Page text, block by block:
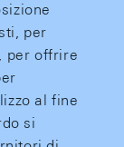
per
per offrire
al fine
si